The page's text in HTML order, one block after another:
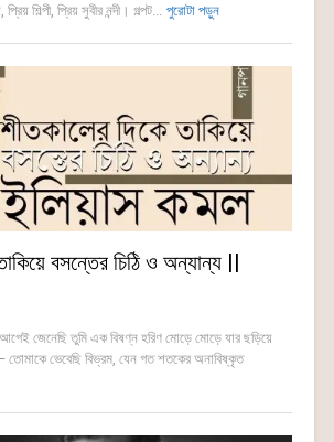
শিল্পী, প্রিয় সুবীর নন্দী। গল্পট... পুরোটা পড়ুন
বসন্তের চিঠি ও অন্যান্য ||
জেনেছি তুমি এক বিষণ্ন হরিণ মোড়ে মোড়ে যার ছড়িয়ে
তোমাকে ভেবেছি বিভ্রম, যেন গত শতকের অনাবিষ্কৃত